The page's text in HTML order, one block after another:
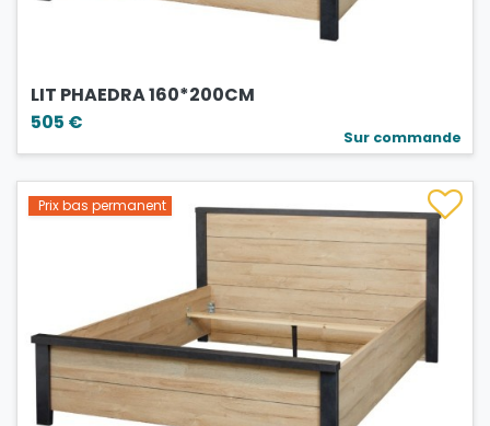
LIT PHAEDRA 160*200CM
505 €
Sur commande
Prix bas permanent